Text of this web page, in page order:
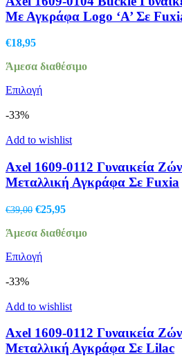
Οι
επιλογές
επιλεγούν
στη
του
Με Αγκράφα Logo ‘A’ Σε
€18,95
Άμεσα διαθέσιμο
ΕπιλογήΑυτό
πολλαπλές
Οι
επιλογές
μπορούν
επιλεγούν
στη
σελίδα
προϊόντος
-33%
Add to wishlist
Axel 1609-0112 Γυναικεία
Μεταλλική Αγκράφα Σε Fuxia
€39,00 Original
was:
€25,95Η
τιμή
Άμεσα διαθέσιμο
ΕπιλογήΑυτό
πολλαπλές
Οι
επιλογές
-33%
Add to wishlist
Axel 1609-0112 Γυναικεία
Μεταλλική Αγκράφα Σε Lilac